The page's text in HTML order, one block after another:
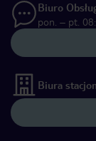
Biuro
pon. – pt.
Biura